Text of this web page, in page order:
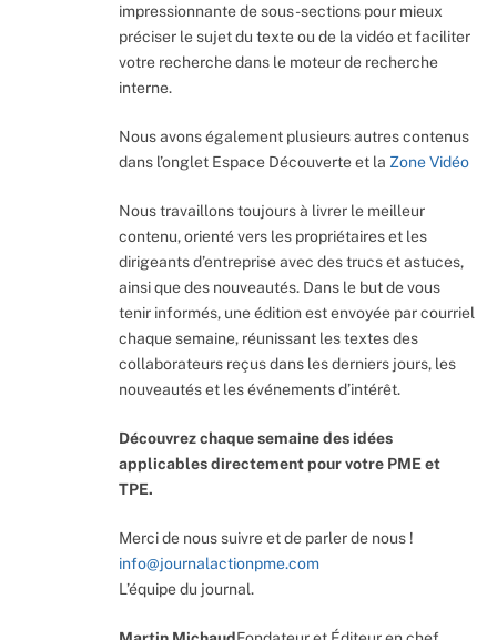
impressionnante de sous-sections pour mieux
préciser le sujet du texte ou de la vidéo et faciliter
votre recherche dans le moteur de recherche
interne.
Nous avons également plusieurs autres contenus
dans l’onglet Espace Découverte et la Zone Vidéo
Nous travaillons toujours à livrer le meilleur
contenu, orienté vers les propriétaires et les
dirigeants d’entreprise avec des trucs et astuces,
ainsi que des nouveautés. Dans le but de vous
tenir informés, une édition est envoyée par courriel
chaque semaine, réunissant les textes des
collaborateurs reçus dans les derniers jours, les
nouveautés et les événements d’intérêt.
Découvrez chaque semaine des idées
applicables directement pour votre PME et
TPE.
Merci de nous suivre et de parler de nous !
info@journalactionpme.com
L’équipe du journal.